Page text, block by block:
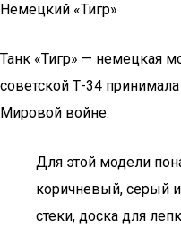
Немецкий «Тигр»
Танк «Тигр» — немецкая
советской Т-34
Мировой войне.
Для этой модели
коричневый, серый
стеки, доска для